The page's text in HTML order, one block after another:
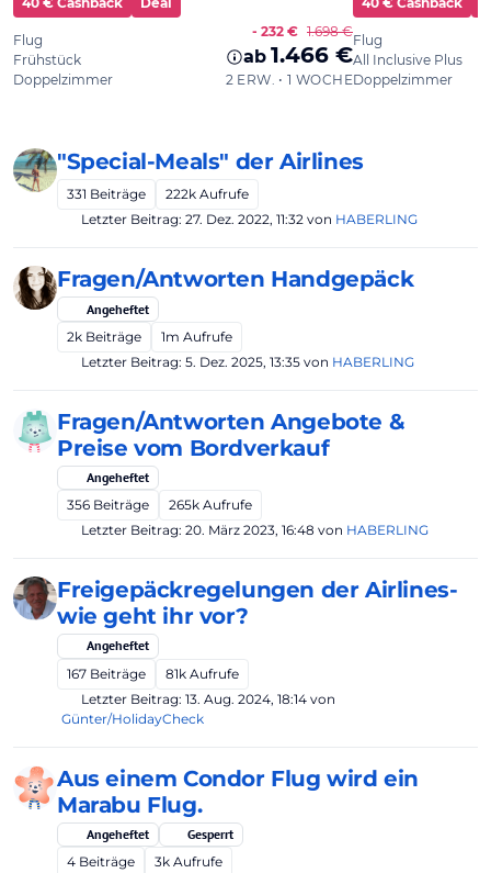
"Special-Meals" der Airlines
331 Beiträge 222k Aufrufe
Letzter Beitrag: 27. Dez. 2022, 11:32 von HABERLING
Fragen/Antworten Handgepäck
Angeheftet
2k Beiträge 1m Aufrufe
Letzter Beitrag: 5. Dez. 2025, 13:35 von HABERLING
Fragen/Antworten Angebote &
Preise vom Bordverkauf
Angeheftet
356 Beiträge 265k Aufrufe
Letzter Beitrag: 20. März 2023, 16:48 von HABERLING
Freigepäckregelungen der Airlines-
wie geht ihr vor?
Angeheftet
167 Beiträge 81k Aufrufe
Letzter Beitrag: 13. Aug. 2024, 18:14 von
Günter/HolidayCheck
Aus einem Condor Flug wird ein
Marabu Flug.
Angeheftet
Gesperrt
4 Beiträge 3k Aufrufe